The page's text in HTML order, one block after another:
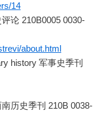
14
论 210B0005 0030-
about.html
history 军事史季刊
历史季刊 210B 0038-